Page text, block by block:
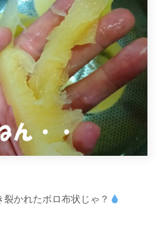
かれたボロ布状じゃ？